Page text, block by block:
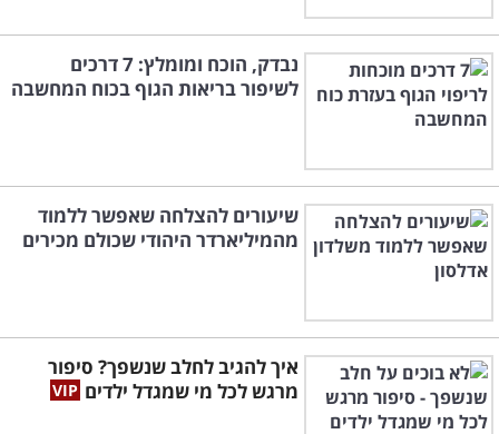
נבדק, הוכח ומומלץ: 7 דרכים
לשיפור בריאות הגוף בכוח המחשבה
שיעורים להצלחה שאפשר ללמוד
מהמיליארדר היהודי שכולם מכירים
איך להגיב לחלב שנשפך? סיפור
מרגש לכל מי שמגדל ילדים